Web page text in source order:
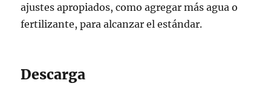
ajustes apropiados, como agregar más agua o
fertilizante, para alcanzar el estándar.
Descarga